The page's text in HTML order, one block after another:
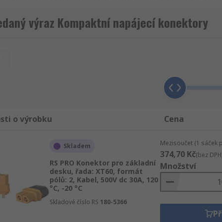
ve formátu zástrček či zásuvek pro různé
napětí, materiál pouzdra, pokovení kontaktů,
používají?
využití tam, kde je potřeba připojení malého, ale
osvětlení, divadelních a všeobecných průmyslových
napětím.
výraz Kompaktní napájecí konektory
o výrobku Cena
Skladem
RS PRO Konektor pro základní
desku, řada: XT60, formát
pólů: 2, Kabel, 500V dc 30A, 120
°C, -20 °C
Skladové číslo RS 180-5366
Mezisoučet (1 sáček
374,70 Kč(bez
Množství